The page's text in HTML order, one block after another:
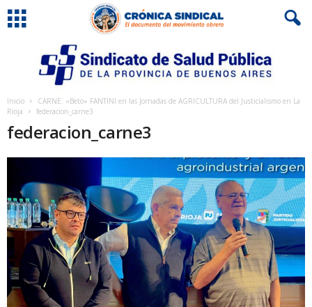
Inicio
CARNE: «Beto» FANTINI en las Jornadas de AGRICULTURA del Justicialismo en La
Rioja
federacion_carne3
federacion_carne3